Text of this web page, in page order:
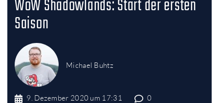
WoW Shadowlands: Start der ersten
Saison
Michael Buhtz
9. Dezember 2020 um 17:31 0